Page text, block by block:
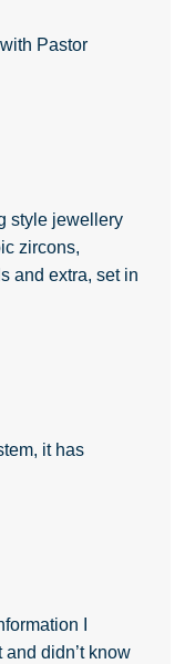
Pastor
style jewellery
zircons,
and extra, set in
it has
I
didn’t know